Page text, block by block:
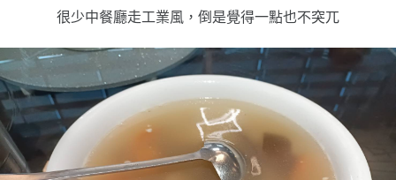
很少中餐廳走工業風，倒是覺得一點也不突兀